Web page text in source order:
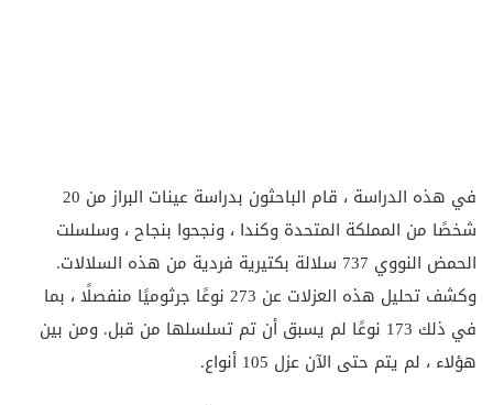
في هذه الدراسة ، قام الباحثون بدراسة عينات البراز من 20
شخصًا من المملكة المتحدة وكندا ، ونجحوا بنجاح ، وسلسلت
الحمض النووي 737 سلالة بكتيرية فردية من هذه السلالات.
وكشف تحليل هذه العزلات عن 273 نوعًا جرثوميًا منفصلًا ، بما
في ذلك 173 نوعًا لم يسبق أن تم تسلسلها من قبل. ومن بين
هؤلاء ، لم يتم حتى الآن عزل 105 أنواع.